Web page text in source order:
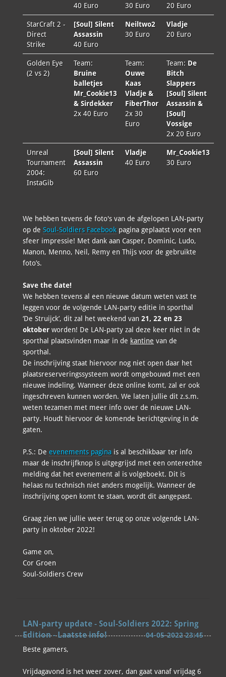
40 Euro
30 Euro
20 Euro
StarCraft 2 -
Direct
Strike
[Soul] Silent
Assassin
40 Euro
Neiltwo2
30 Euro
Vladje
20 Euro
Golden Eye
(2 vs 2)
Team:
Bruine
balletjes
Mr_Cookie13
& Sirdekker
2x 40 Euro
Team:
Ouwe
Kaas
Vladje &
FiberThor
2x 30
Euro
Team: De
Bitch
Slappers
[Soul] Silent
Assassin &
[Soul]
Vossige
2x 20 Euro
Unreal
Tournament
2004:
InstaGib
[Soul] Silent
Assassin
60 Euro
Vladje
40 Euro
Mr_Cookie13
30 Euro
We hebben tevens de foto's van de afgelopen LAN-party
op de Soul-Soldiers Facebook pagina geplaatst voor een
sfeer impressie! Met dank aan Casper, Dominic, Ludo,
Manon, Menno, Neil, Remy en Thijs voor de gebruikte
foto’s.
Save the date!
We hebben tevens al een nieuwe datum weten vast te
leggen voor de volgende LAN-party editie in sporthal
‘De Struijck’, dit zal het weekend van 21, 22 en 23
oktober worden! De LAN-party zal deze keer niet in de
sporthal plaatsvinden maar in de kantine van de
sporthal.
De inschrijving staat hiervoor nog niet open daar het
plaatsreserveringssysteem wordt omgebouwd met een
nieuwe indeling. Wanneer deze online komt, zal er ook
ingeschreven kunnen worden. We laten jullie dit z.s.m.
weten tezamen met meer info over de nieuwe LAN-
party. Houdt hiervoor de komende berichtgeving in de
gaten.
P.S.: De evenements pagina is al beschikbaar ter info
maar de inschrijfknop is uitgegrijsd met een onterechte
melding dat het evenement al is volgeboekt. Dit is
helaas nu technisch niet anders mogelijk. Wanneer de
inschrijving open komt te staan, wordt dit aangepast.
Graag zien we jullie weer terug op onze volgende LAN-
party in oktober 2022!
Game on,
Cor Groen
Soul-Soldiers Crew
LAN-party update - Soul-Soldiers 2022: Spring
Edition - Laatste info!
04-05-2022 23:45
Beste gamers,
Vrijdagavond is het weer zover, dan gaat vanaf vrijdag 6